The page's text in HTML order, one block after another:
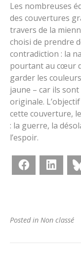
Les nombreuses
des couvertures
travers de la
choisi de prendre
contradiction : la
pourtant au cœur
garder les
jaune – car ils
originale.
cette couverture,
: la guerre, la
l’espoir.
Facebook
Posted in Non classé